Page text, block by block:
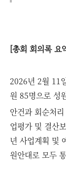
[총회 회의록 요
2026년 2월 11
원 85명으로 성
안건과 회순처
업평가 및 결산
년 사업계획 및
원안대로 모두